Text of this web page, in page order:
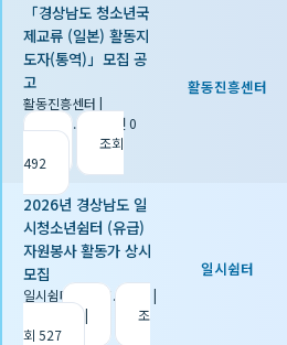
「경상남도 청소년국
제교류 (일본) 활동지
도자(통역)」모집 공
고
활동진흥센터 |
2026.06.23
추천 0
조회
492
활동진흥센터
2026년 경상남도 일
시청소년쉼터 (유급)
자원봉사 활동가 상시
모집
일시쉼터 2026.06.19
|
|
조
회 527
일시쉼터